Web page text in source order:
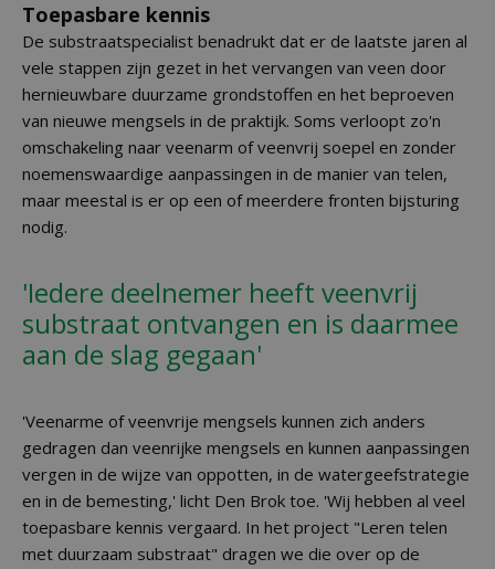
Toepasbare kennis
De substraatspecialist benadrukt dat er de laatste jaren al
vele stappen zijn gezet in het vervangen van veen door
hernieuwbare duurzame grondstoffen en het beproeven
van nieuwe mengsels in de praktijk. Soms verloopt zo'n
omschakeling naar veenarm of veenvrij soepel en zonder
noemenswaardige aanpassingen in de manier van telen,
maar meestal is er op een of meerdere fronten bijsturing
nodig.
'Iedere deelnemer heeft veenvrij
substraat ontvangen en is daarmee
aan de slag gegaan'
'Veenarme of veenvrije mengsels kunnen zich anders
gedragen dan veenrijke mengsels en kunnen aanpassingen
vergen in de wijze van oppotten, in de watergeefstrategie
en in de bemesting,' licht Den Brok toe. 'Wij hebben al veel
toepasbare kennis vergaard. In het project "Leren telen
met duurzaam substraat" dragen we die over op de